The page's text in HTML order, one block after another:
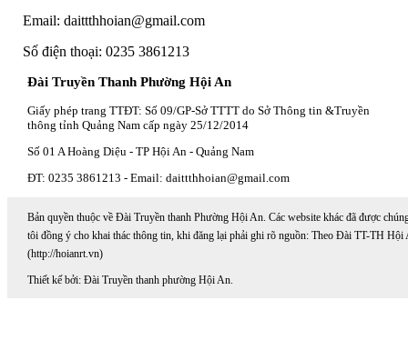
Email: daittthhoian@gmail.com
Số điện thoại: 0235 3861213
Đài Truyền Thanh Phường Hội An
Giấy phép trang TTĐT: Số 09/GP-Sở TTTT do Sở Thông tin &Truyền
thông tỉnh Quảng Nam cấp ngày 25/12/2014
Số 01 A Hoàng Diệu - TP Hội An - Quảng Nam
ĐT: 0235 3861213 - Email: daittthhoian@gmail.com
Bản quyền thuộc về Đài Truyền thanh Phường Hội An. Các website khác đã được
tôi đồng ý cho khai thác thông tin, khi đăng lại phải ghi rõ nguồn: Theo Đài TT-TH Hội
(http://hoianrt.vn)
Thiết kế bởi: Đài Truyền thanh phường Hội An.